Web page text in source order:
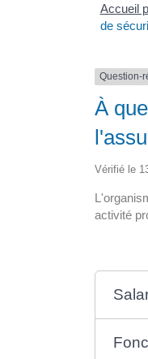
Accueil
de
Question-
À
Vérifié le
activité
le déploiement? A ce